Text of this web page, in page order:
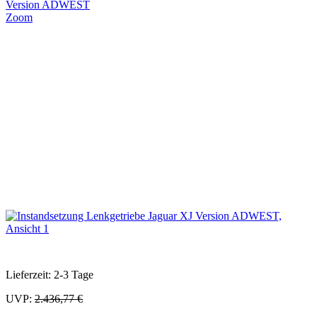
Zoom
Lieferzeit: 2-3 Tage
UVP: 2.436,77 €